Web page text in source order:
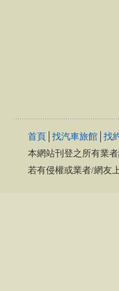
首頁 找汽車旅館 找
本網站刊登之所有業
若有侵權或業者/網友